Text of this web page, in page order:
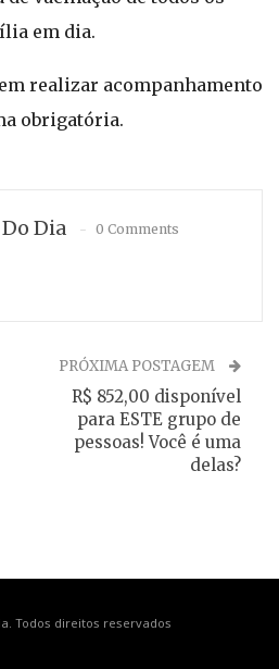
em dia.
realizar acompanhamento
obrigatória.
Dia 0 Comments
PRÓXIMA POSTAGEM
R$ 852,00 disponível
para ESTE grupo de
pessoas! Você é uma
delas?
Todos direitos reservados